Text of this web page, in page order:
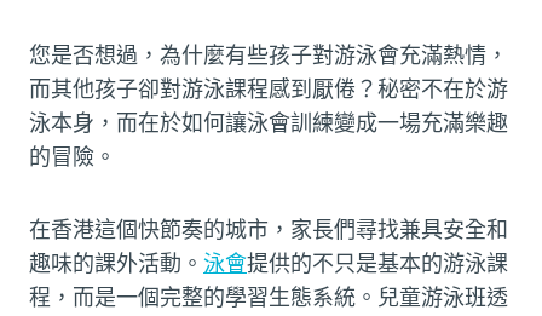
您是否想過，為什麼有些孩子對游泳會充滿熱情，
而其他孩子卻對游泳課程感到厭倦？秘密不在於游
泳本身，而在於如何讓泳會訓練變成一場充滿樂趣
的冒險。
在香港這個快節奏的城市，家長們尋找兼具安全和
趣味的課外活動。 泳會提供的不只是基本的游泳課
程，而是一個完整的學習生態系統。兒童游泳班透